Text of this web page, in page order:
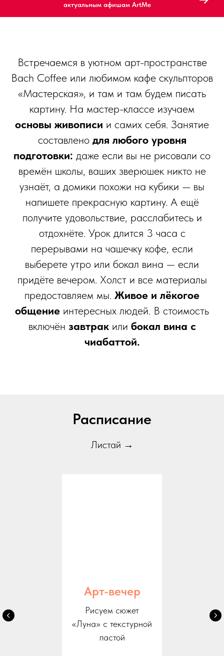
актуальным афишам ArtMe
Встречаемся в уютном арт-пространстве
Bach Coffee или любимом кафе скульпторов
«Мастерская», и там и там будем писать
картину. На мастер-классе изучаем
основы живописи и самих себя. Занятие
составлено для любого уровня
подготовки: даже если вы не рисовали со
времён школы, ваших зверюшек никто не
узнаёт, а домики похожи на кубики — вы
напишете прекрасную картину. А ещё
получите удовольствие, расслабитесь и
отдохнёте. Урок длится 3 часа с
перерывами на чашечку кофе, если
выберете утро или бокал вина — если
придёте вечером. Холст и все материалы
предоставляем мы. Живое и лёкогое
общение интересных людей. В стоимость
включён завтракили бокал вина с
чиабаттой.
Расписание
Листай →
Арт-вечер
Рисуем сюжет
«Луна» с текстурной
пастой